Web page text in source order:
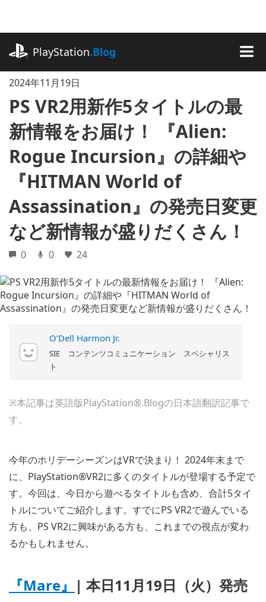
に
ッ
PlayStation.Blog
2024年11月19日
PS VR2用新作5タイトルの最
新情報をお届け！ 『Alien:
Rogue Incursion』の詳細や
『HITMAN World of
Assassination』の発売日変更
など新情報が盛りだくさん！
0 0 24
O’Dell Harmon Jr.
SIE コンテンツコミュニケーション スペシャリス
ト
※本記事は英語版PlayStation®.Blogの日本語翻訳記事で
す。
今年のホリデーシーズンはVRで決まり！ 2024年末まで
に、PlayStation®VR2に多くのタイトルが登場する予定で
す。今回は、今日から遊べるタイトルも含め、合計5タイ
トルについてご紹介します。すでにPS VR2で遊んでいる
方も、PS VR2に興味がある方も、これまでの視点が変わ
るかもしれません。
『Mare』 | 本日11月19日（火）発売